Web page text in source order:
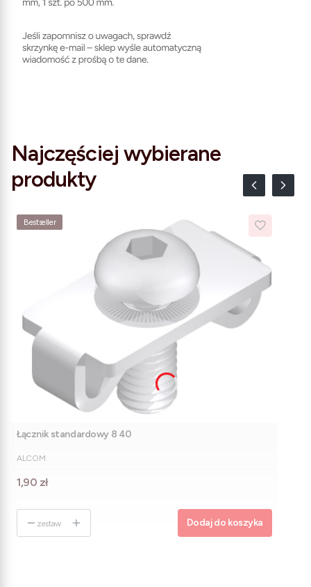
Najczęściej wybierane
produkty
Bestseller
Łącznik standardowy 8 40
PRODUCENT
ALCOM
Cena
1,90 zł
zestaw Dodaj do koszyka